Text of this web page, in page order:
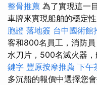
整骨推薦 為了實現這一
車牌來實現船舶的穩定性
胞證 落地簽 台中國術館
客和800名員工，消防
水刀片，500名滅火器，
鍵字 豐原按摩推薦 下午
多沉船的報價中選擇您